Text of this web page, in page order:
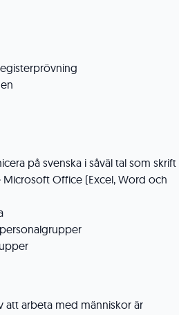
på svenska i såväl tal som skrift
Office (Excel, Word och
att arbeta med människor är